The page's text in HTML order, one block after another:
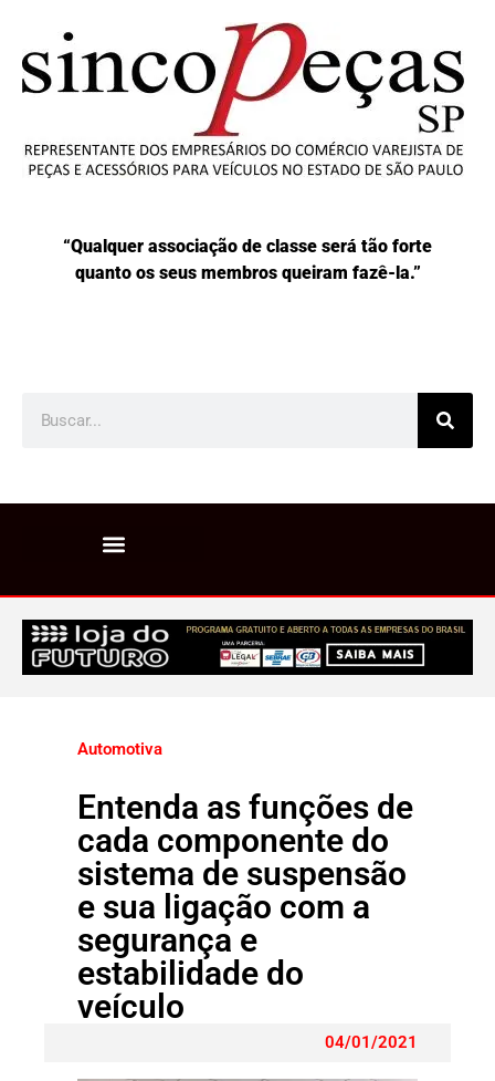
“Qualquer associação de classe será tão forte
quanto os seus membros queiram fazê-la.”
Automotiva
Entenda as funções de
cada componente do
sistema de suspensão
e sua ligação com a
segurança e
estabilidade do
veículo
04/01/2021